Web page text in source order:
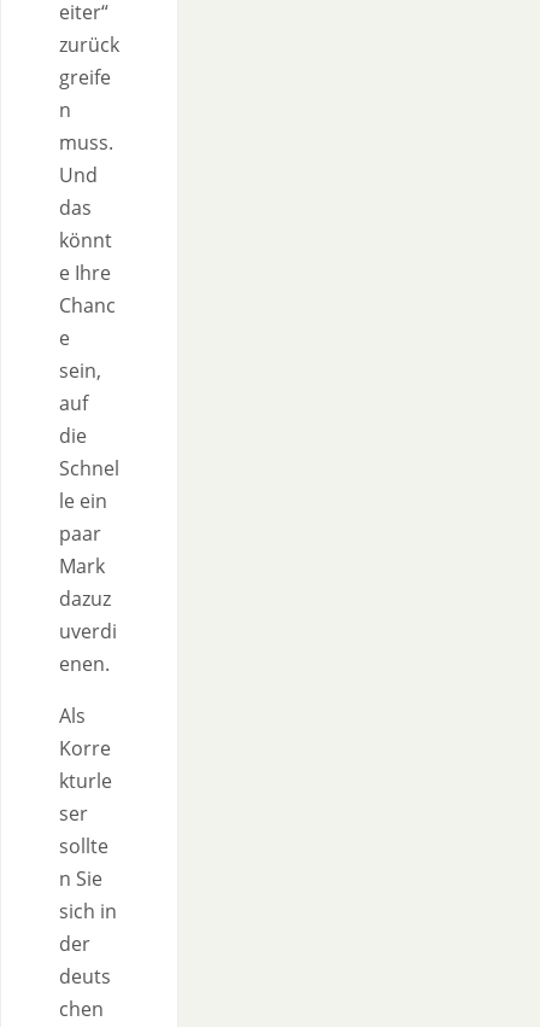
eiter“
zurück
greife
n
muss.
Und
das
könnt
e Ihre
Chanc
e
sein,
auf
die
Schnel
le ein
paar
Mark
dazuz
uverdi
enen.
Als
Korre
kturle
ser
sollte
n Sie
sich in
der
deuts
chen